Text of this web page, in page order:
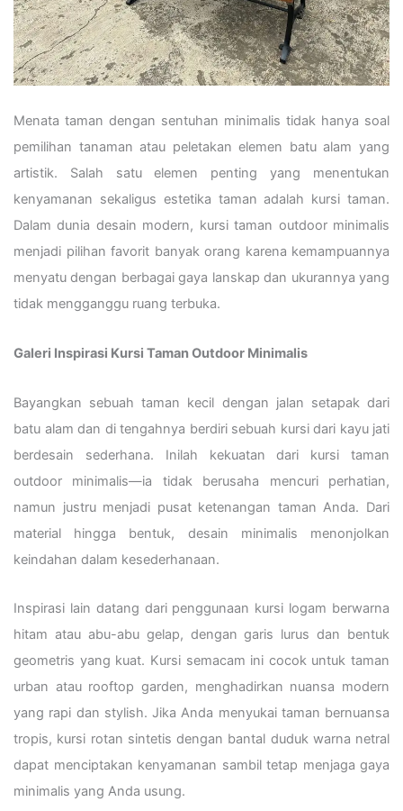
Menata taman dengan sentuhan minimalis tidak hanya soal
pemilihan tanaman atau peletakan elemen batu alam yang
artistik. Salah satu elemen penting yang menentukan
kenyamanan sekaligus estetika taman adalah kursi taman.
Dalam dunia desain modern, kursi taman outdoor minimalis
menjadi pilihan favorit banyak orang karena kemampuannya
menyatu dengan berbagai gaya lanskap dan ukurannya yang
tidak mengganggu ruang terbuka.
Galeri Inspirasi Kursi Taman Outdoor Minimalis
Bayangkan sebuah taman kecil dengan jalan setapak dari
batu alam dan di tengahnya berdiri sebuah kursi dari kayu jati
berdesain sederhana. Inilah kekuatan dari kursi taman
outdoor minimalis—ia tidak berusaha mencuri perhatian,
namun justru menjadi pusat ketenangan taman Anda. Dari
material hingga bentuk, desain minimalis menonjolkan
keindahan dalam kesederhanaan.
Inspirasi lain datang dari penggunaan kursi logam berwarna
hitam atau abu-abu gelap, dengan garis lurus dan bentuk
geometris yang kuat. Kursi semacam ini cocok untuk taman
urban atau rooftop garden, menghadirkan nuansa modern
yang rapi dan stylish. Jika Anda menyukai taman bernuansa
tropis, kursi rotan sintetis dengan bantal duduk warna netral
dapat menciptakan kenyamanan sambil tetap menjaga gaya
minimalis yang Anda usung.